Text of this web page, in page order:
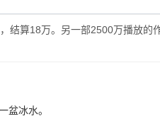
结算18万。另一部2500万播放的
盆冰水。